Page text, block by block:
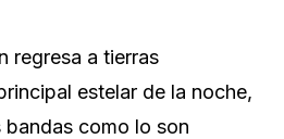
regresa a tierras
estelar de la noche,
como lo son